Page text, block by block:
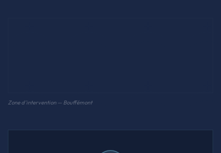
Zone d'intervention — Bouffémont